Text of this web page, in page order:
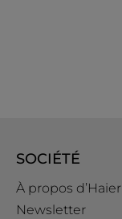
SOCIÉTÉ
À propos d’Haier
Newsletter